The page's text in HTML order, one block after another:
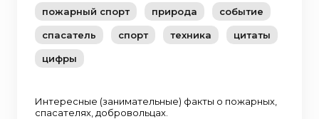
пожарный спорт природа событие
спасатель спорт техника цитаты
цифры
Интересные (занимательные) факты о пожарных,
спасателях, добровольцах.